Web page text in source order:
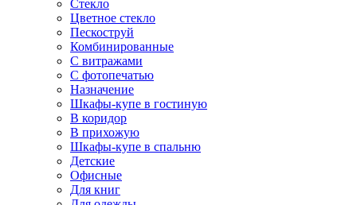
Стекло
Цветное стекло
Пескоструй
Комбинированные
С витражами
С фотопечатью
Назначение
Шкафы-купе в гостиную
В коридор
В прихожую
Шкафы-купе в спальню
Детские
Офисные
Для книг